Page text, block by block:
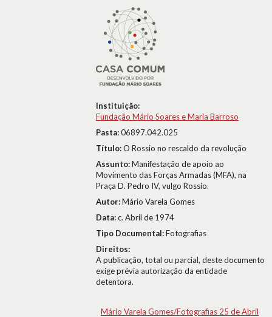
Instituição:
Fundação Mário Soares e Maria Barroso
Pasta:06897.042.025
Título:O Rossio no rescaldo da revolução
Assunto:Manifestação de apoio ao
Movimento das Forças Armadas (MFA), na
Praça D. Pedro IV, vulgo Rossio.
Autor:Mário Varela Gomes
Data:c. Abril de 1974
Tipo Documental:Fotografias
Direitos:
A publicação, total ou parcial, deste documento
exige prévia autorização da entidade
detentora.
Mário Varela Gomes/Fotografias 25 de Abril